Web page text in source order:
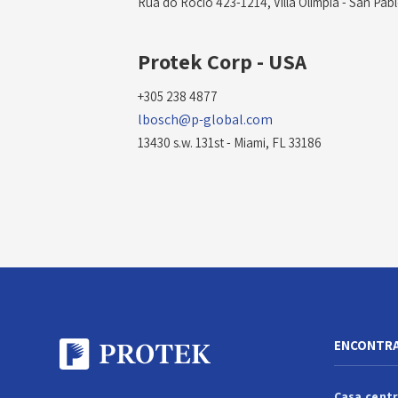
Protek Corp - USA
+305 238 4877
lbosch@p-global.com
13430 s.w. 131st - Miami, FL 33186